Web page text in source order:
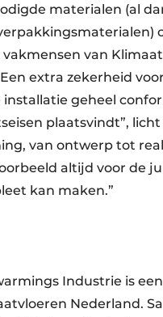
materialen (al
van
extra zekerheid
installatie geheel
plaatsvindt”,
van ontwerp tot
altijd voor de
kan maken.”
Industrie is
Nederland.